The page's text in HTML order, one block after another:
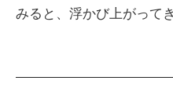
みると、浮かび上がって